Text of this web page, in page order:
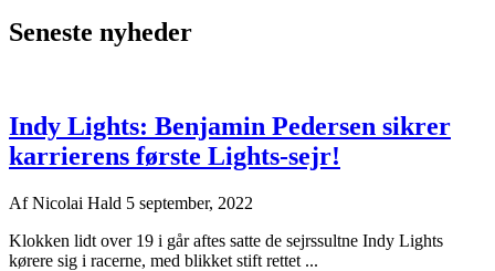
Seneste nyheder
Indy Lights: Benjamin Pedersen sikrer
karrierens første Lights-sejr!
AfNicolai Hald 5 september, 2022
Klokken lidt over 19 i går aftes satte de sejrssultne Indy Lights
kørere sig i racerne, med blikket stift rettet ...